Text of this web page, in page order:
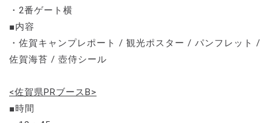
・2番ゲート横
■内容
・佐賀キャンプレポート / 観光ポスター / パンフレット /
佐賀海苔 / 壺侍シール
<佐賀県PRブースB>
■時間